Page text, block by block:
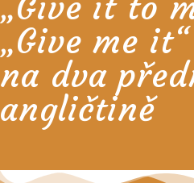
„Give me
na dva
angličtině